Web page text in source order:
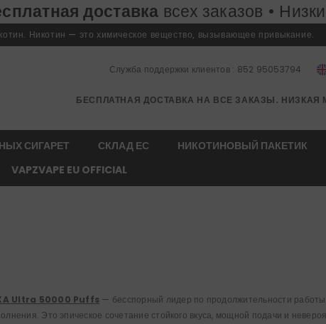
всех заказов • Низкий минимальный
Никотин — это химическое вещество, вызывающее привыкание.
Служба поддержки клиентов : 852 95053794
БЕСПЛАТНАЯ ДОСТАВКА НА ВСЕ ЗАКАЗЫ.
СИГАРЕТ СКЛАД ЕС НИКОТИНОВЫЙ ПАКЕТИК
VAPZVAPE EU OFFICIAL
Ultra 50000 Puffs — бесспорный лидер по продолжительности работы.
Это эпическое сочетание стойкого вкуса, мощной подачи и